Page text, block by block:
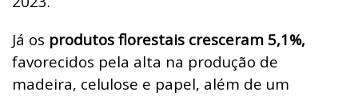
Já os produtos florestais cresceram 5,1%,
favorecidos pela alta na produção de
madeira, celulose e papel, além de um